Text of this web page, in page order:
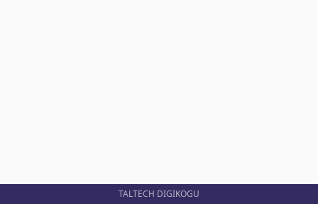
TALTECH DIGIKOGU